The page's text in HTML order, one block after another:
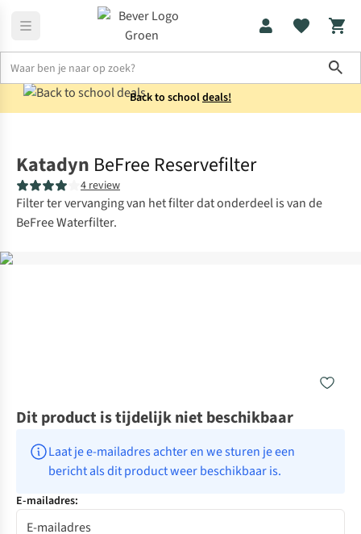
Back to schooldeals!
Katadyn BeFree Reservefilter
4 review
Filter ter vervanging van het filter dat onderdeel is van de
BeFree Waterfilter.
Dit product is tijdelijk niet beschikbaar
Laat je e-mailadres achter en we sturen je een
bericht als dit product weer beschikbaar is.
E-mailadres: